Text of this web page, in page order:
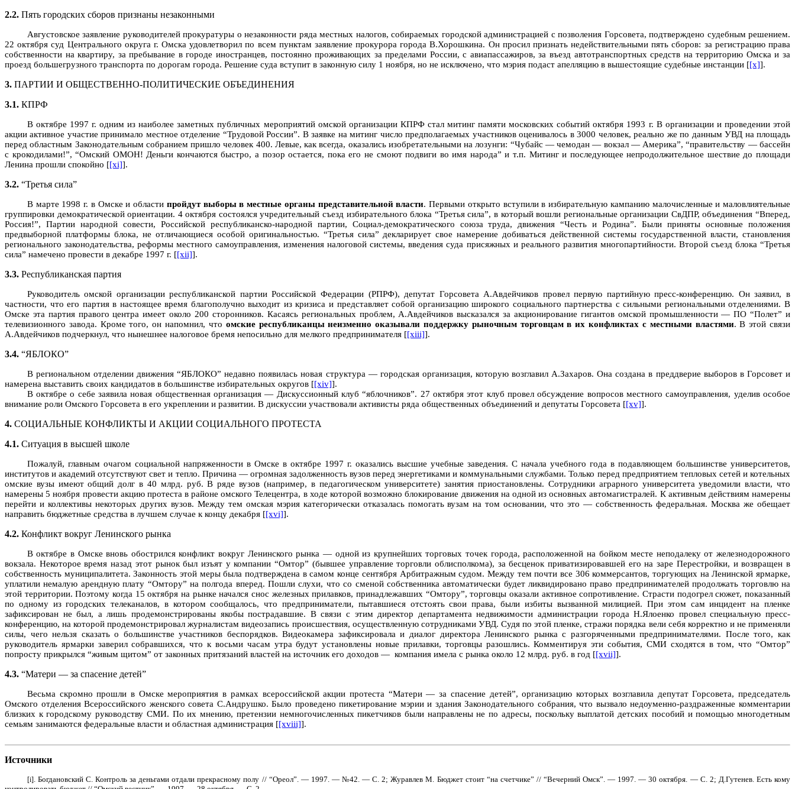
2.2. Пять городских сборов признаны незаконными
Августовское заявление руководителей прокуратуры о незаконности ряда местных налогов, собираемых городской администрацией с позволения Горсовета, подтверждено судебным решением.
22 октября суд Центрального округа г. Омска удовлетворил по всем пунктам заявление прокурора города В.Хорошкина. Он просил признать недействительными пять сборов: за регистрацию права
собственности на квартиру, за пребывание в городе иностранцев, постоянно проживающих за пределами России, с авиапассажиров, за въезд автотранспортных средств на территорию Омска и за
проезд большегрузного транспорта по дорогам города. Решение суда вступит в законную силу 1 ноября, но не исключено, что мэрия подаст апелляцию в вышестоящие судебные инстанции [[x]].
3. ПАРТИИ И ОБЩЕСТВЕННО-ПОЛИТИЧЕСКИЕ ОБЪЕДИНЕНИЯ
3.1. КПРФ
В октябре 1997 г. одним из наиболее заметных публичных мероприятий омской организации КПРФ стал митинг памяти московских событий октября 1993 г. В организации и проведении этой
акции активное участие принимало местное отделение “Трудовой России”. В заявке на митинг число предполагаемых участников оценивалось в 3000 человек, реально же по данным УВД на площадь
перед областным Законодательным собранием пришло человек 400. Левые, как всегда, оказались изобретательными на лозунги: “Чубайс — чемодан — вокзал — Америка”, “правительству — бассейн
с крокодилами!”, “Омский ОМОН! Деньги кончаются быстро, а позор остается, пока его не смоют подвиги во имя народа” и т.п. Митинг и последующее непродолжительное шествие до площади
Ленина прошли спокойно [[xi]].
3.2. “Третья сила”
В марте 1998 г. в Омске и области пройдут выборы в местные органы представительной власти. Первыми открыто вступили в избирательную кампанию малочисленные и маловлиятельные
группировки демократической ориентации. 4 октября состоялся учредительный съезд избирательного блока “Третья сила”, в который вошли региональные организации СвДПР, объединения “Вперед,
Россия!”, Партии народной совести, Российской республиканско-народной партии, Социал-демократического союза труда, движения “Честь и Родина”. Были приняты основные положения
предвыборной платформы блока, не отличающиеся особой оригинальностью. “Третья сила” декларирует свое намерение добиваться действенной системы государственной власти, становления
регионального законодательства, реформы местного самоуправления, изменения налоговой системы, введения суда присяжных и реального развития многопартийности. Второй съезд блока “Третья
сила” намечено провести в декабре 1997 г. [[xii]].
3.3. Республиканская партия
Руководитель омской организации республиканской партии Российской Федерации (РПРФ), депутат Горсовета А.Авдейчиков провел первую партийную пресс-конференцию. Он заявил, в
частности, что его партия в настоящее время благополучно выходит из кризиса и представляет собой организацию широкого социального партнерства с сильными региональными отделениями. В
Омске эта партия правого центра имеет около 200 сторонников. Касаясь региональных проблем, А.Авдейчиков высказался за акционирование гигантов омской промышленности — ПО “Полет” и
телевизионного завода. Кроме того, он напомнил, что омские республиканцы неизменно оказывали поддержку рыночным торговцам в их конфликтах с местными властями. В этой связи
А.Авдейчиков подчеркнул, что нынешнее налоговое бремя непосильно для мелкого предпринимателя [[xiii]].
3.4. “ЯБЛОКО”
В региональном отделении движения “ЯБЛОКО” недавно появилась новая структура — городская организация, которую возглавил А.Захаров. Она создана в преддверие выборов в Горсовет и
намерена выставить своих кандидатов в большинстве избирательных округов [[xiv]].
В октябре о себе заявила новая общественная организация — Дискуссионный клуб “яблочников”. 27 октября этот клуб провел обсуждение вопросов местного самоуправления, уделив особое
внимание роли Омского Горсовета в его укреплении и развитии. В дискуссии участвовали активисты ряда общественных объединений и депутаты Горсовета [[xv]].
4. СОЦИАЛЬНЫЕ КОНФЛИКТЫ И АКЦИИ СОЦИАЛЬНОГО ПРОТЕСТА
4.1. Ситуация в высшей школе
Пожалуй, главным очагом социальной напряженности в Омске в октябре 1997 г. оказались высшие учебные заведения. С начала учебного года в подавляющем большинстве университетов,
институтов и академий отсутствуют свет и тепло. Причина — огромная задолженность вузов перед энергетиками и коммунальными службами. Только перед предприятием тепловых сетей и котельных
омские вузы имеют общий долг в 40 млрд. руб. В ряде вузов (например, в педагогическом университете) занятия приостановлены. Сотрудники аграрного университета уведомили власти, что
намерены 5 ноября провести акцию протеста в районе омского Телецентра, в ходе которой возможно блокирование движения на одной из основных автомагистралей. К активным действиям намерены
перейти и коллективы некоторых других вузов. Между тем омская мэрия категорически отказалась помогать вузам на том основании, что это — собственность федеральная. Москва же обещает
направить бюджетные средства в лучшем случае к концу декабря [[xvi]].
4.2. Конфликт вокруг Ленинского рынка
В октябре в Омске вновь обострился конфликт вокруг Ленинского рынка — одной из крупнейших торговых точек города, расположенной на бойком месте неподалеку от железнодорожного
вокзала. Некоторое время назад этот рынок был изъят у компании “Омтор” (бывшее управление торговли облисполкома), за бесценок приватизировавшей его на заре Перестройки, и возвращен в
собственность муниципалитета. Законность этой меры была подтверждена в самом конце сентября Арбитражным судом. Между тем почти все 306 коммерсантов, торгующих на Ленинской ярмарке,
уплатили немалую арендную плату “Омтору” на полгода вперед. Пошли слухи, что со сменой собственника автоматически будет ликвидировано право предпринимателей продолжать торговлю на
этой территории. Поэтому когда 15 октября на рынке начался снос железных прилавков, принадлежавших “Омтору”, торговцы оказали активное сопротивление. Страсти подогрел сюжет, показанный
по одному из городских телеканалов, в котором сообщалось, что предприниматели, пытавшиеся отстоять свои права, были избиты вызванной милицией. При этом сам инцидент на пленке
зафиксирован не был, а лишь продемонстрированы якобы пострадавшие. В связи с этим директор департамента недвижимости администрации города Н.Ялоенко провел специальную пресс-
конференцию, на которой продемонстрировал журналистам видеозапись происшествия, осуществленную сотрудниками УВД. Судя по этой пленке, стражи порядка вели себя корректно и не применяли
силы, чего нельзя сказать о большинстве участников беспорядков. Видеокамера зафиксировала и диалог директора Ленинского рынка с разгоряченными предпринимателями. После того, как
руководитель ярмарки заверил собравшихся, что к восьми часам утра будут установлены новые прилавки, торговцы разошлись. Комментируя эти события, СМИ сходятся в том, что “Омтор”
попросту прикрылся “живым щитом” от законных притязаний властей на источник его доходов — компания имела с рынка около 12 млрд. руб. в год [[xvii]].
4.3. “Матери — за спасение детей”
Весьма скромно прошли в Омске мероприятия в рамках всероссийской акции протеста “Матери — за спасение детей”, организацию которых возглавила депутат Горсовета, председатель
Омского отделения Всероссийского женского совета С.Андрушко. Было проведено пикетирование мэрии и здания Законодательного собрания, что вызвало недоуменно-раздраженные комментарии
близких к городскому руководству СМИ. По их мнению, претензии немногочисленных пикетчиков были направлены не по адресы, поскольку выплатой детских пособий и помощью многодетным
семьям занимаются федеральные власти и областная администрация [[xviii]].
Источники
[i].Богдановский С. Контроль за деньгами отдали прекрасному полу // “Ореол”. — 1997. — №42. — С. 2; Журавлев М. Бюджет стоит “на счетчике” // “Вечерний Омск”. — 1997. — 30 октября. — С. 2; Д.Гутенев. Есть кому